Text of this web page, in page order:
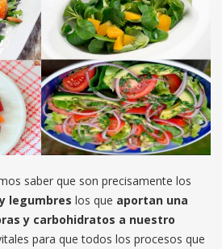
saber que son precisamente los
legumbres los que aportan una
y carbohidratos a nuestro
para que todos los procesos que